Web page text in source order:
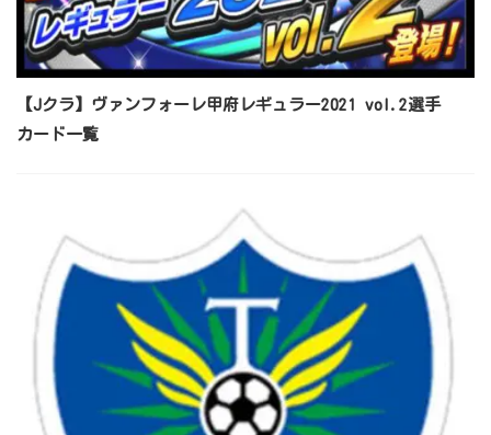
【Jクラ】ヴァンフォーレ甲府レギュラー2021 vol.2選手
カード一覧